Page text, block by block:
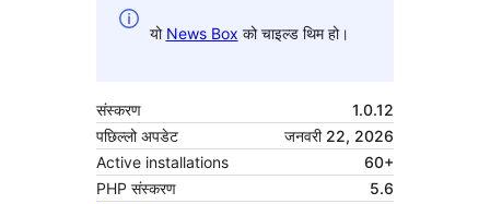
यो News Box को चाइल्ड थिम हो।
संस्करण
1.0.12
पछिल्लो अपडेट
जनवरी 22, 2026
Active installations
60+
PHP संस्करण
5.6